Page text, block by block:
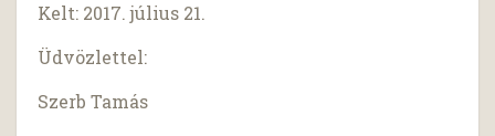
Kelt: 2017. július 21.
Üdvözlettel:
Szerb Tamás